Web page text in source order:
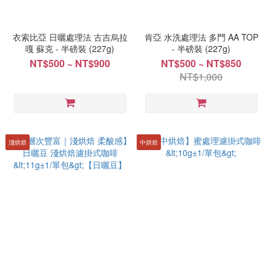
衣索比亞 日曬處理法 古吉烏拉
嘎 蘇克 - 半磅裝 (227g)
NT$500 ~ NT$900
肯亞 水洗處理法 多門 AA TOP
- 半磅裝 (227g)
NT$500 ~ NT$850
NT$1,000
淺烘焙 中烘焙